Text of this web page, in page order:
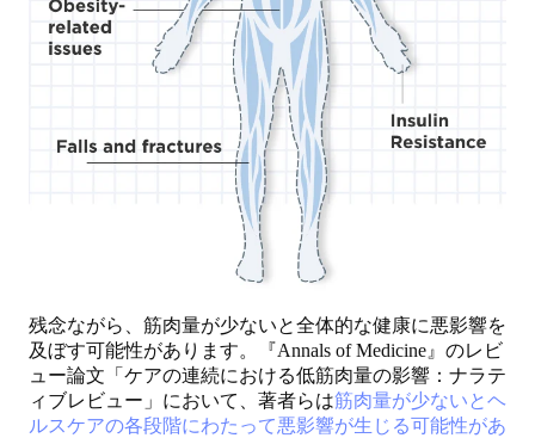
残念ながら、筋肉量が少ないと全体的な健康に悪影響を
及ぼす可能性があります。『Annals of Medicine』のレビ
ュー論文「ケアの連続における低筋肉量の影響：ナラテ
ィブレビュー」において、著者らは筋肉量が少ないとヘ
ルスケアの各段階にわたって悪影響が生じる可能性があ